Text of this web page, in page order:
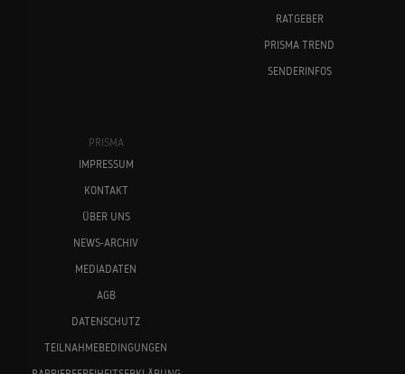
RATGEBER
PRISMA TREND
SENDERINFOS
PRISMA
IMPRESSUM
KONTAKT
ÜBER UNS
NEWS-ARCHIV
MEDIADATEN
AGB
DATENSCHUTZ
TEILNAHMEBEDINGUNGEN